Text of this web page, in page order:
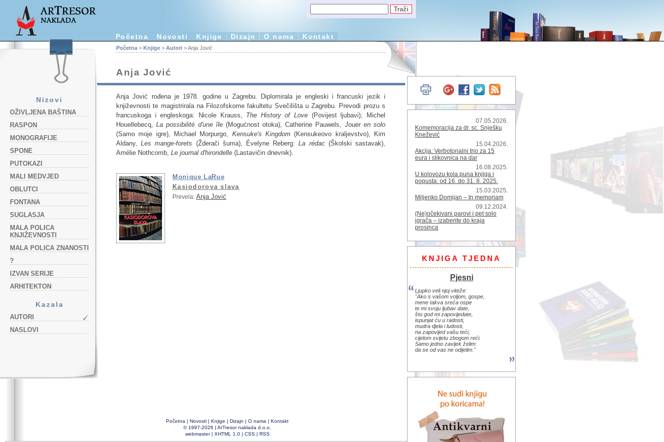
Početna Novosti Knjige Dizajn O nama Kontakt
Nizovi
OŽIVLJENA BAŠTINA
RASPON
MONOGRAFIJE
SPONE
PUTOKAZI
MALI MEDVJED
OBLUTCI
FONTANA
SUGLASJA
MALA POLICA
KNJIŽEVNOSTI
MALA POLICA ZNANOSTI
?
IZVAN SERIJE
ARHITEKTON
Kazala
AUTORI
NASLOVI
Početna > Knjige > Autori > Anja Jović
Anja Jović
Anja Jović rođena je 1978. godine u Zagrebu. Diplomirala je engleski i francuski jezik i
književnosti te magistrirala na Filozofskome fakultetu Svečilišta u Zagrebu. Prevodi prozu s
francuskoga i engleskoga: Nicole Krauss, The History of Love (Povijest ljubavi); Michel
Houellebecq,La possibilité d'une île(Mogućnost otoka), Catherine Pauwels, Jouer en solo
(Samo moje igre), Michael Morpurgo, Kensuke's Kingdom (Kensukeovo kraljevstvo), Kim
Aldany,Les mange-forets (Žderači šuma), Évelyne Reberg:La rédac(Školski sastavak),
Amélie Nothcomb, Le journal d'hirondelle (Lastavičin dnevnik).
Monique LaRue
Kasiodorova slava
Prevela: Anja Jović
Početna | Novosti | Knjige | Dizajn | O nama | Kontakt
© 1997-2026 | ArTresor naklada d.o.o.
webmaster| XHTML 1.0| CSS| RSS
07.05.2026.
Komemoracija za dr. sc. Snješku
Knežević
15.04.2026.
Akcija: Verbotonalni trio za 15
eura i slikovnica na dar
16.08.2025.
U kolovozu kola puna knjiga i
popusta: od 16. do 31. 8. 2025.
15.03.2025.
Miljenko Domijan – In memoriam
09.12.2024.
(Ne)očekivani parovi i pet solo
igrača – izaberite do kraja
prosinca
KNJIGA TJEDNA
Pjesni
Ljupko veli njoj viteže:
"Ako s vašom voljom, gospe,
mene takva sreća ospe
te mi svoju ljubav date,
što god mi zapovijedate,
ispunjat ću u radosti,
mudra djela i ludosti,
na zapovijed vašu teći,
cijelom svijetu zbogom reći.
Samo jedno zavijek želim:
da se od vas ne odijelim."